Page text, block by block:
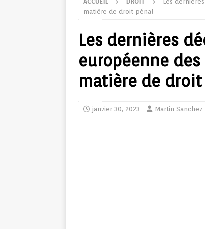
ACCUEIL DROIT
Les
matière de droit pénal
Les dernières
européenne
matière de droit
janvier 30, 2023 Martin Sanchez